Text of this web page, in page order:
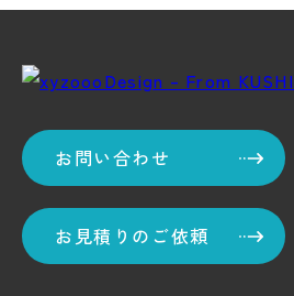
お問い合わせ
お見積りのご依頼